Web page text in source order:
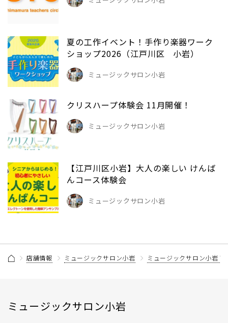
夏の工作イベント！手作り楽器ワーク
ショップ2026（江戸川区 小岩）
ミュージックサロン小岩
クリスハープ体験会 11月開催！
ミュージックサロン小岩
【江戸川区小岩】大人の楽しい けんば
んコース体験会
ミュージックサロン小岩
店舗情報 ミュージックサロン小岩 ミュージックサロン小岩
ミュージックサロン小岩